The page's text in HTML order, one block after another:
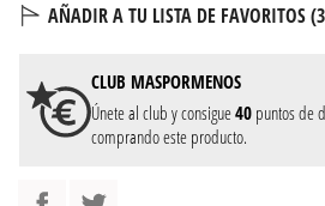
AÑADIR A TU LISTA DE FAVORITOS (3
CLUB MASPORMENOS
Únete al club y consigue40 puntos de
comprando este producto.